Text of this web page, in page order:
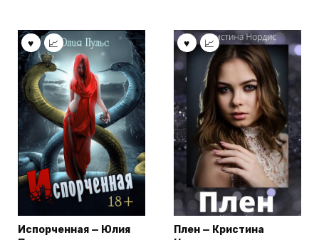
Испорченная — Юлия
Плен — Кристина